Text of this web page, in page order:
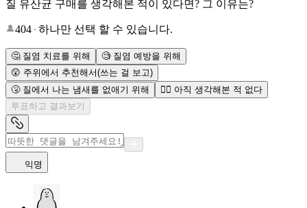
질 유산균 구매를 생각해본 적이 있다면? 그 이유는?
404 하나만 선택 할 수 있습니다.
🤔 질염 치료를 위해
🧐 질염 예방을 위해
😲 주위에서 추천해서(쓰는 걸 보고)
🤧 질에서 나는 냄새를 없애기 위해
🙅‍♀️ 아직 생각해본 적 없다
투표하고 결과보기
익명